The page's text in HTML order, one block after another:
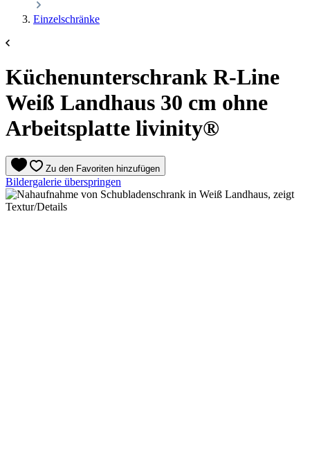
Einzelschränke
Küchenunterschrank R-Line
Weiß Landhaus 30 cm ohne
Arbeitsplatte livinity®
Zu den Favoriten hinzufügen
Bildergalerie überspringen